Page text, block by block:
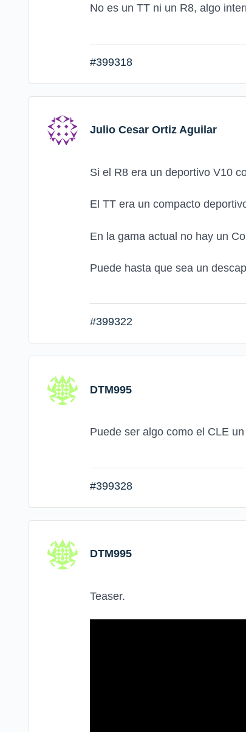
No es un TT ni un R8, algo
#399318
Julio Cesar Ortiz Aguilar
Si el R8 era un deportivo V10
El TT era un compacto
En la gama actual no hay un
Puede hasta que sea un
#399322
DTM995
Puede ser algo como el CLE
#399328
DTM995
Teaser.